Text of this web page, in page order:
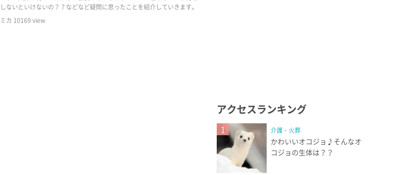
しないといけないの？？などなど疑問に思ったことを紹介していきます。
ミカ 10169 view
アクセスランキング
1 介護・火葬
かわいいオコジョ♪そんなオ
コジョの生体は？？